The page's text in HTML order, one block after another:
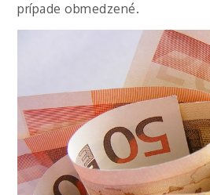
prípade obmedzené.